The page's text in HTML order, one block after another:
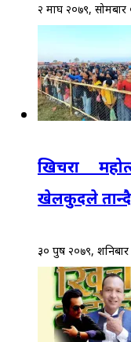
२ माघ २०७९, सोमबार
खिचरा
खेलकुदले
३० पुष २०७९,